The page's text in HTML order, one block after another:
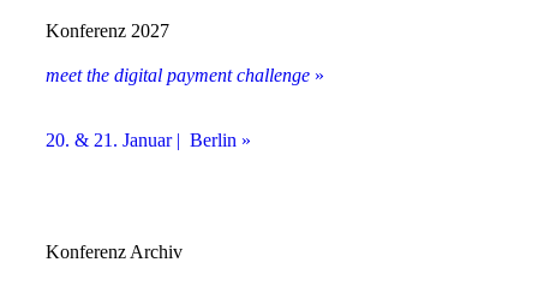
Konferenz 2027
meet the digital payment challenge »
20. & 21. Januar | Berlin »
Konferenz Archiv